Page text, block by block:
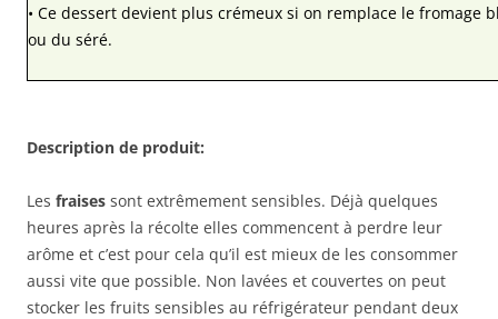
• Ce dessert devient plus crémeux si on remplace le fromage
ou du séré.
Description de produit:
Les fraises sont extrêmement sensibles. Déjà quelques
heures après la récolte elles commencent à perdre leur
arôme et c’est pour cela qu’il est mieux de les consommer
aussi vite que possible. Non lavées et couvertes on peut
stocker les fruits sensibles au réfrigérateur pendant deux